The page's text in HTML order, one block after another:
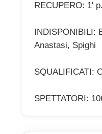
RECUPERO: 1'
INDISPONIBILI:
Anastasi, Spighi
SQUALIFICATI:
SPETTATORI: